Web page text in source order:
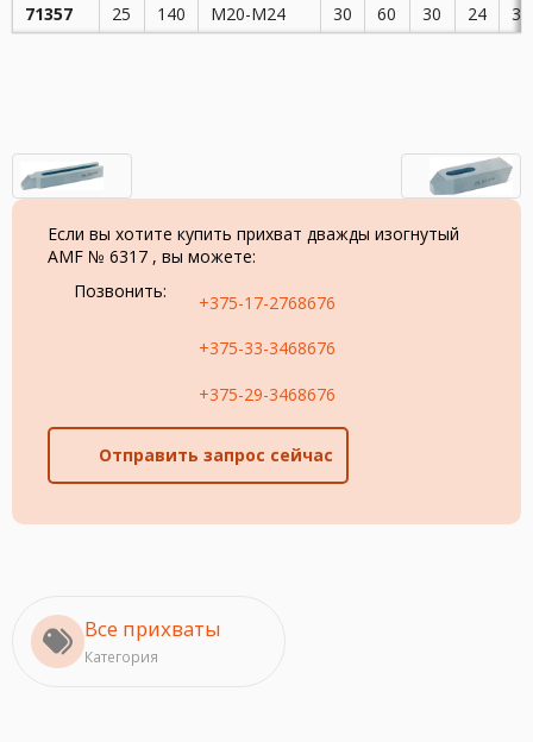
71357
25 140 M20-M24 30 60 30 24 38
Если вы хотите купить прихват дважды изогнутый
AMF № 6317 , вы можете:
Позвонить:
+375-17-2768676
+375-33-3468676
+375-29-3468676
Отправить запрос сейчас
Все прихваты
Категория